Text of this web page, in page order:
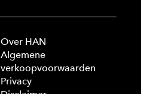
Over HAN
Algemene
verkoopvoorwaarden
Privacy